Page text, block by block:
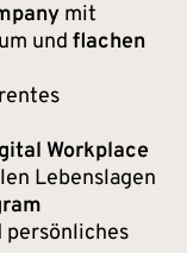
mit
und flachen
Workplace
Lebenslagen
persönliches